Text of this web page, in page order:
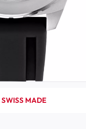
SWISS MADE